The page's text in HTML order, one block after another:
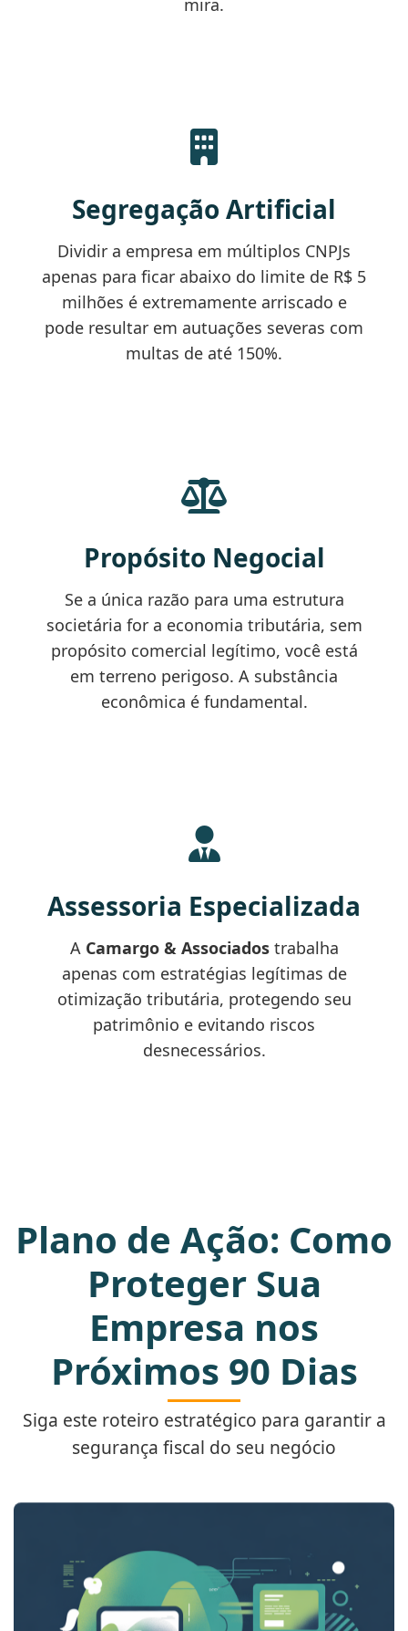
Segregação Artificial
Dividir a empresa em múltiplos CNPJs
apenas para ficar abaixo do limite de R$ 5
milhões é extremamente arriscado e
pode resultar em autuações severas com
multas de até 150%.
Propósito Negocial
Se a única razão para uma estrutura
societária for a economia tributária, sem
propósito comercial legítimo, você está
em terreno perigoso. A substância
econômica é fundamental.
Assessoria Especializada
A Camargo & Associadostrabalha
apenas com estratégias legítimas de
otimização tributária, protegendo seu
patrimônio e evitando riscos
desnecessários.
Plano de Ação: Como
Proteger Sua
Empresa nos
Próximos 90 Dias
Siga este roteiro estratégico para garantir a
segurança fiscal do seu negócio